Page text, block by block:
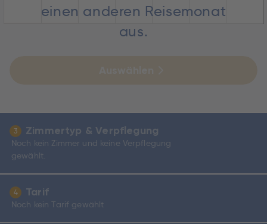
einen anderen Reisemonat
aus.
3 Zimmertyp & Verpflegung
Noch kein Zimmer und keine Verpflegung
gewählt.
4 Tarif
Noch kein Tarif gewählt